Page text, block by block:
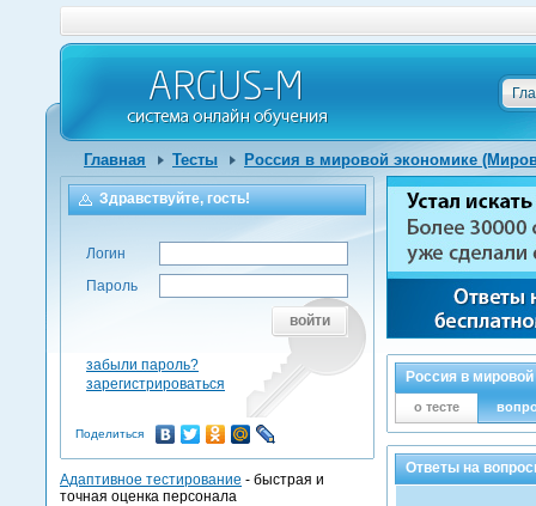
Главная Тесты Россия в мировой экономике
Россия в
о тесте
Ответы на
Здравствуйте, гость!
Логин
Пароль
войти
забыли пароль?
зарегистрироваться
Поделиться
Адаптивное тестирование - быстрая и
точная оценка персонала